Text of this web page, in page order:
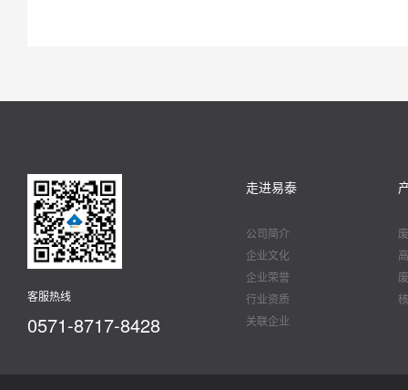
客服热线
0571-8717-8428
走进易泰
公司简介
企业文化
企业荣誉
行业资质
关联企业